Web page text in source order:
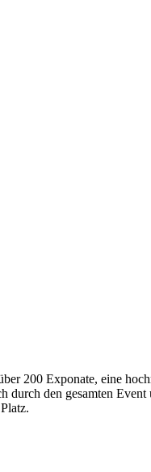
200 Exponate, eine
den gesamten Event